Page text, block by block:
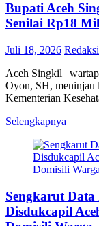
Bupati Aceh
Senilai Rp18
Juli 18, 2026
Aceh Singkil |
Oyon, SH, meninjau
Kementerian
Selengkapnya
Sengkarut Data
Disdukcapil